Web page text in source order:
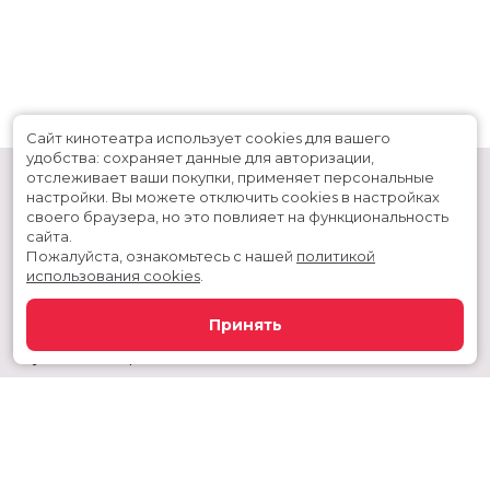
Скоро в кино
Служба поддержки
Сайт кинотеатра использует cookies для вашего
удобства: сохраняет данные для авторизации,
отслеживает ваши покупки, применяет персональные
настройки. Вы можете отключить cookies в настройках
своего браузера, но это повлияет на функциональность
сайта.
Пожалуйста, ознакомьтесь с нашей политикой
использования cookies
Принять